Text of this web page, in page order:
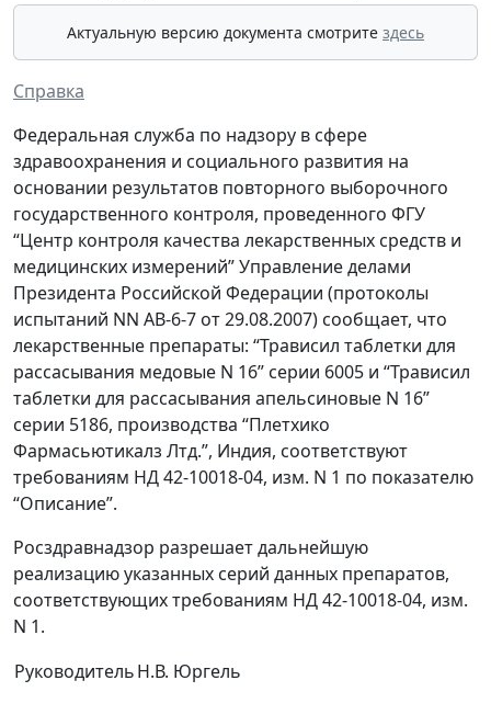
Актуальную версию документа смотрите здесь
Справка
Федеральная служба по надзору в сфере
здравоохранения и социального развития на
основании результатов повторного выборочного
государственного контроля, проведенного ФГУ
“Центр контроля качества лекарственных средств и
медицинских измерений” Управление делами
Президента Российской Федерации (протоколы
испытаний NN АВ-6-7 от 29.08.2007) сообщает, что
лекарственные препараты: “Трависил таблетки для
рассасывания медовые N 16” серии 6005 и “Трависил
таблетки для рассасывания апельсиновые N 16”
серии 5186, производства “Плетхико
Фармасьютикалз Лтд.”, Индия, соответствуют
требованиям НД 42-10018-04, изм. N 1 по показателю
“Описание”.
Росздравнадзор разрешает дальнейшую
реализацию указанных серий данных препаратов,
соответствующих требованиям НД 42-10018-04, изм.
N 1.
РуководительН.В. Юргель